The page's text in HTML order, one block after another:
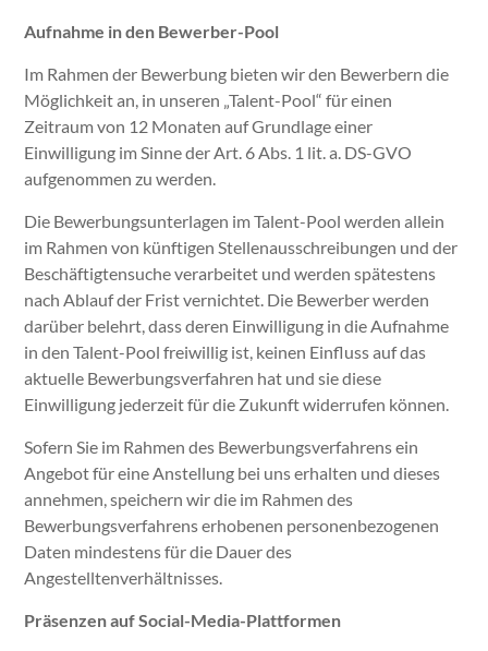
Aufnahme in den Bewerber-Pool
Im Rahmen der Bewerbung bieten wir den Bewerbern die
Möglichkeit an, in unseren „Talent-Pool“ für einen
Zeitraum von 12 Monaten auf Grundlage einer
Einwilligung im Sinne der Art. 6 Abs. 1 lit. a. DS-GVO
aufgenommen zu werden.
Die Bewerbungsunterlagen im Talent-Pool werden allein
im Rahmen von künftigen Stellenausschreibungen und der
Beschäftigtensuche verarbeitet und werden spätestens
nach Ablauf der Frist vernichtet. Die Bewerber werden
darüber belehrt, dass deren Einwilligung in die Aufnahme
in den Talent-Pool freiwillig ist, keinen Einfluss auf das
aktuelle Bewerbungsverfahren hat und sie diese
Einwilligung jederzeit für die Zukunft widerrufen können.
Sofern Sie im Rahmen des Bewerbungsverfahrens ein
Angebot für eine Anstellung bei uns erhalten und dieses
annehmen, speichern wir die im Rahmen des
Bewerbungsverfahrens erhobenen personenbezogenen
Daten mindestens für die Dauer des
Angestelltenverhältnisses.
Präsenzen auf Social-Media-Plattformen